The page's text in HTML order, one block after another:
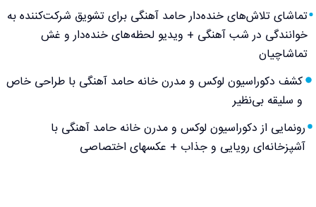
تماشای تلاش‌های خنده‌دار حامد آهنگی برای تشویق شرکت‌کننده به
خوانندگی در شب آهنگی + ویدیو لحظه‌های خنده‌دار و غش
تماشاچیان
کشف دکوراسیون لوکس و مدرن خانه حامد آهنگی با طراحی خاص
و سلیقه بی‌نظیر
رونمایی از دکوراسیون لوکس و مدرن خانه حامد آهنگی با
آشپزخانه‌ای رویایی و جذاب + عکسهای اختصاصی